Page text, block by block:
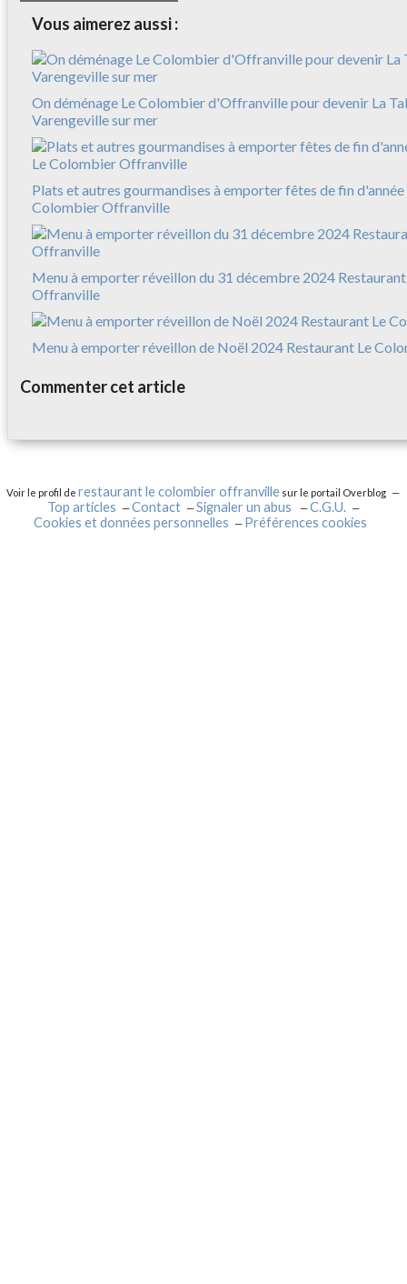
Vous aimerez aussi :
On déménage Le Colombier d'Offranville pour devenir La
Varengeville sur mer
Plats et autres gourmandises à emporter fêtes de fin
Colombier Offranville
Menu à emporter réveillon du 31 décembre 2024
Offranville
Menu à emporter réveillon de Noël 2024 Restaurant Le
Commenter cet article
Voir le profil derestaurant le colombier offranville sur le portail Overblog
Top articles Contact Signaler un abus
C.G.U.
Cookies et données personnelles
Préférences cookies